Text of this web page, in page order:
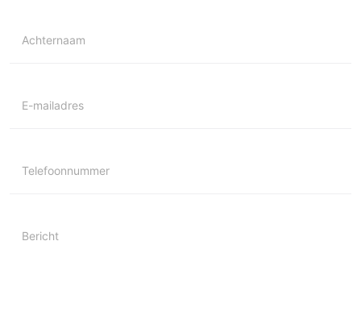
Akoestiek
Achternaam
E-mailadres
Telefoonnummer
Bericht